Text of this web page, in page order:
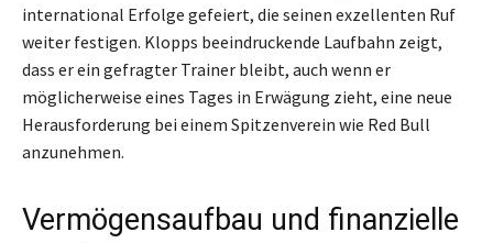
international Erfolge gefeiert, die seinen exzellenten Ruf
weiter festigen. Klopps beeindruckende Laufbahn zeigt,
dass er ein gefragter Trainer bleibt, auch wenn er
möglicherweise eines Tages in Erwägung zieht, eine neue
Herausforderung bei einem Spitzenverein wie Red Bull
anzunehmen.
Vermögensaufbau und finanzielle